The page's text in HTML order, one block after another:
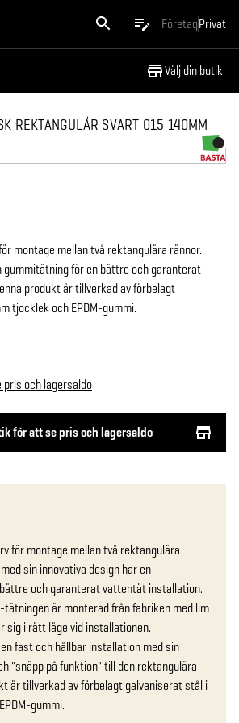
FöretagPrivat
Välj din butik
REKTANGULÄR SVART 015 140MM
för att se pris och lagersaldo
och lagersaldo
montage mellan två rektangulära rännor.
gummitätning för en bättre och garanterat
produkt är tillverkad av förbelagt
tjocklek och EPDM-gummi.
för montage mellan två rektangulära
sin innovativa design har en
och garanterat vattentät installation.
tätningen är monterad från fabriken med lim
sig i rätt läge vid installationen.
fast och hållbar installation med sin
"snäpp på funktion" till den rektangulära
är tillverkad av förbelagt galvaniserat stål i
gummi.